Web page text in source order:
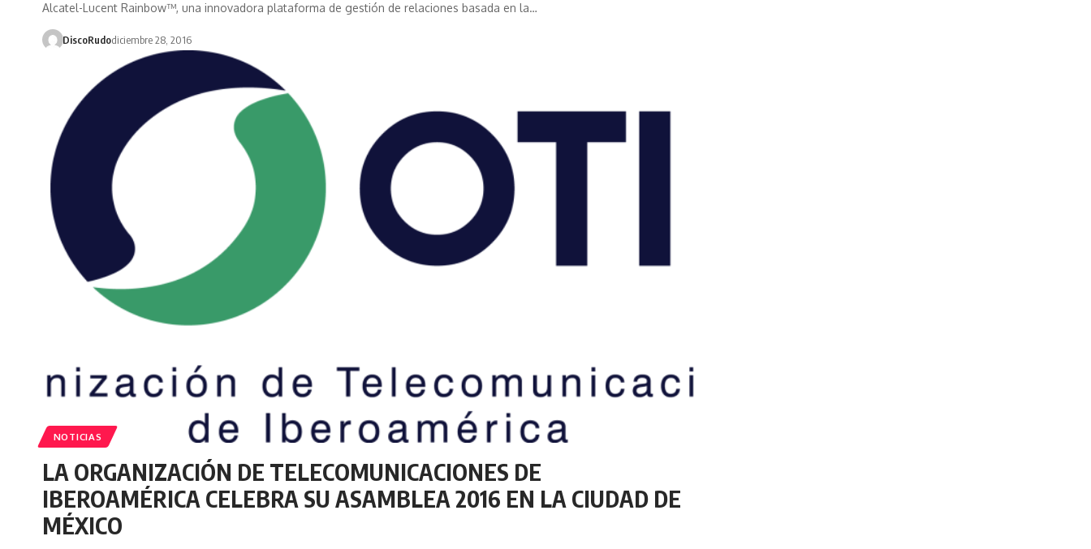
Alcatel-Lucent Rainbow™, una innovadora plataforma de gestión de relaciones basada en la…
DiscoRudodiciembre 28, 2016
NOTICIAS
LA ORGANIZACIÓN DE TELECOMUNICACIONES DE
IBEROAMÉRICA CELEBRA SU ASAMBLEA 2016 EN LA CIUDAD DE
MÉXICO